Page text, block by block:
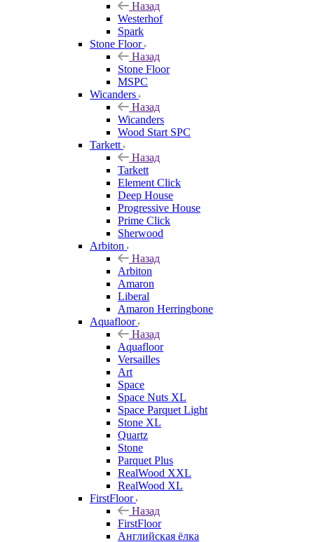
Назад
Westerhof
Spark
Stone Floor
Назад
Stone Floor
MSPC
Wicanders
Назад
Wicanders
Wood Start SPC
Tarkett
Назад
Tarkett
Element Click
Deep House
Progressive House
Prime Click
Sherwood
Arbiton
Назад
Arbiton
Amaron
Liberal
Amaron Herringbone
Aquafloor
Назад
Aquafloor
Versailles
Art
Space
Space Nuts XL
Space Parquet Light
Stone XL
Quartz
Stone
Parquet Plus
RealWood XXL
RealWood XL
FirstFloor
Назад
FirstFloor
Английская ёлка